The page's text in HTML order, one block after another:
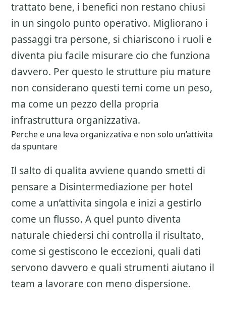
trattato bene, i benefici non restano chiusi
in un singolo punto operativo. Migliorano i
passaggi tra persone, si chiariscono i ruoli e
diventa piu facile misurare cio che funziona
davvero. Per questo le strutture piu mature
non considerano questi temi come un peso,
ma come un pezzo della propria
infrastruttura organizzativa.
Perche e una leva organizzativa e non solo un’attivita
da spuntare
Il salto di qualita avviene quando smetti di
pensare a Disintermediazione per hotel
come a un’attivita singola e inizi a gestirlo
come un flusso. A quel punto diventa
naturale chiedersi chi controlla il risultato,
come si gestiscono le eccezioni, quali dati
servono davvero e quali strumenti aiutano il
team a lavorare con meno dispersione.